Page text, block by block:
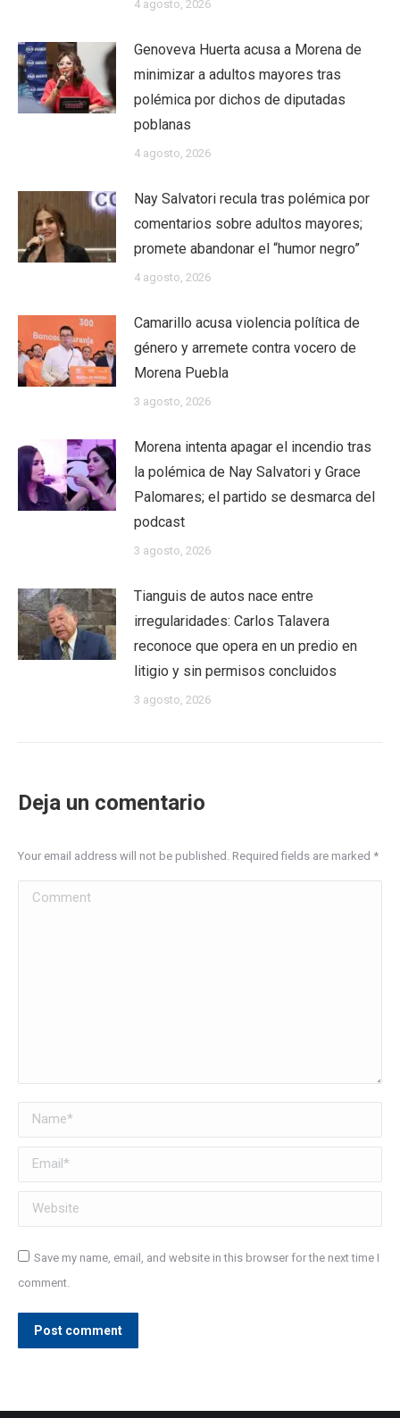
4 agosto, 2026
Genoveva Huerta acusa a Morena de
minimizar a adultos mayores tras
polémica por dichos de diputadas
poblanas
4 agosto, 2026
Nay Salvatori recula tras polémica por
comentarios sobre adultos mayores;
promete abandonar el “humor negro”
4 agosto, 2026
Camarillo acusa violencia política de
género y arremete contra vocero de
Morena Puebla
3 agosto, 2026
Morena intenta apagar el incendio tras
la polémica de Nay Salvatori y Grace
Palomares; el partido se desmarca del
podcast
3 agosto, 2026
Tianguis de autos nace entre
irregularidades: Carlos Talavera
reconoce que opera en un predio en
litigio y sin permisos concluidos
3 agosto, 2026
Deja un comentario
Your email address will not be published. Required fields are marked *
Comment
Name *
Email *
Website
Save my name, email, and website in this browser for the next time I
comment.
Post comment